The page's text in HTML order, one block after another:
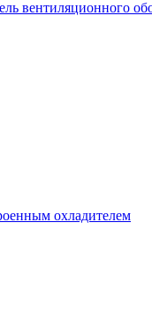
охладителем